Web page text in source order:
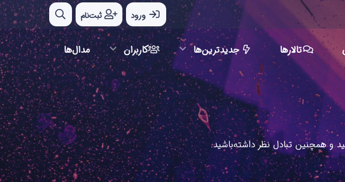
ورود ثبت‌نام
تالارها جدیدترین‌ها کاربران مدال‌ها
و همچنین تبادل نظر داشته‌باشید.